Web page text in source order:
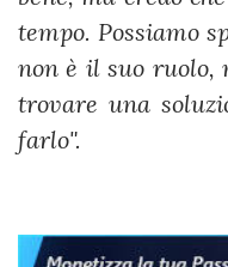
tempo. Possiamo
non è il suo ruolo,
trovare una
farlo".